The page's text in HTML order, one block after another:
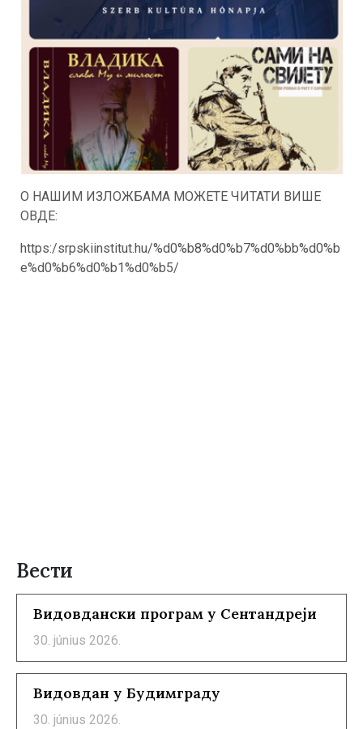
O НАШИМ ИЗЛОЖБАМА МОЖЕТЕ ЧИТАТИ ВИШЕ
ОВДЕ:
https:/srpskiinstitut.hu/%d0%b8%d0%b7%d0%bb%d0%b
e%d0%b6%d0%b1%d0%b5/
Вести
Видовдански програм у Сентандреји
30. június 2026.
Видовдан у Будимграду
30. június 2026.